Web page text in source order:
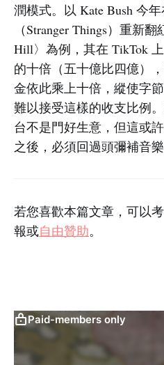
潤模式。以 Kate Bush 今年
（Stranger Things）重新
Hill〉為例，其在 TikTok
的十倍（五十億比四億）
金依此乘上十倍，縱使字
難以接受這樣的收支比例
台不是門好生意，但這或
之後，必須回過頭彌補音樂
若您喜歡本篇文章，可以
報或自由贊助。
Paid-members only